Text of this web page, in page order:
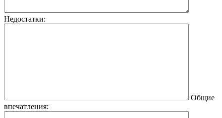
Недостатки:
Общие
впечатления: